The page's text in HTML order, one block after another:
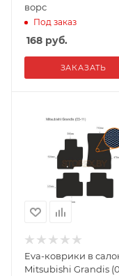
ворс
Под заказ
168 руб.
ЗАКАЗАТЬ
Eva-коврики в
Mitsubishi Grandis